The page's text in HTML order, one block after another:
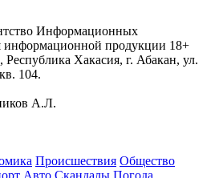
Информационных
продукции 18+
Хакасия, г. Абакан, ул.
104.
А.Л.
Происшествия Общество
Авто Скандалы Погода